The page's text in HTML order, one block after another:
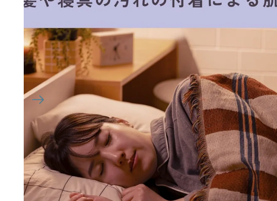
F
HABA 無添加主義
HACCI
HAKU 美白專家
K
KOSE Grace One
L
La CASTA 護髮
LITS 植物幹細胞